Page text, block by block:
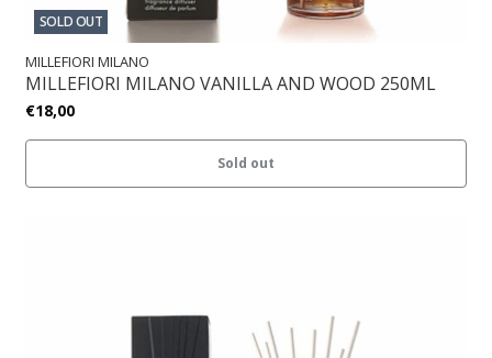
SOLD OUT
MILLEFIORI MILANO
MILLEFIORI MILANO VANILLA AND WOOD 250ML
€18,00
Sold out